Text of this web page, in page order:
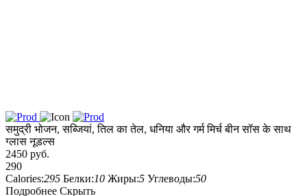
समुद्री भोजन, सब्जियां, तिल का तेल, धनिया और गर्म मिर्च बीन सॉस के साथ
ग्लास नूडल्स
2450 руб.
290
Calories:295 Белки:10 Жиры:5 Углеводы:50
Подробнее Скрыть